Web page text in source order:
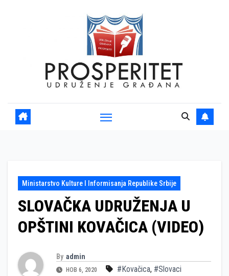
Ministarstvo Kulture I Informisanja Republike Srbije
SLOVAČKA UDRUŽENJA U
OPŠTINI KOVAČICA (VIDEO)
By admin
НОВ 6, 2020 #Kovačica, #Slovaci